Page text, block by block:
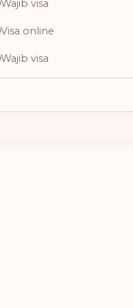
Wajib visa
Visa online
Wajib visa
Wajib visa